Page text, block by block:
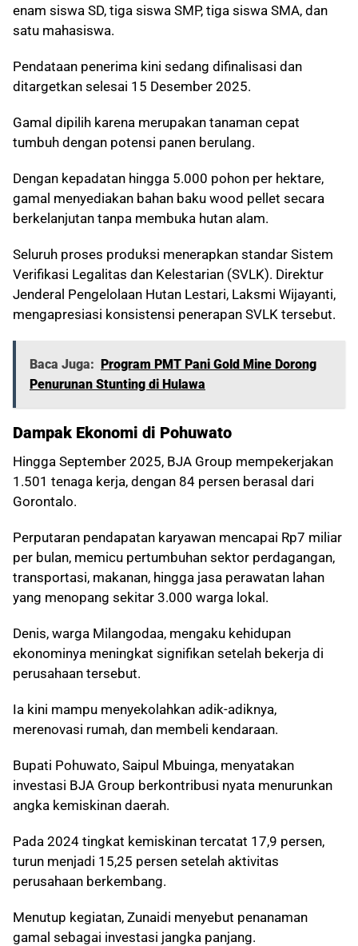
enam siswa SD, tiga siswa SMP, tiga siswa SMA, dan
satu mahasiswa.
Pendataan penerima kini sedang difinalisasi dan
ditargetkan selesai 15 Desember 2025.
Gamal dipilih karena merupakan tanaman cepat
tumbuh dengan potensi panen berulang.
Dengan kepadatan hingga 5.000 pohon per hektare,
gamal menyediakan bahan baku wood pellet secara
berkelanjutan tanpa membuka hutan alam.
Seluruh proses produksi menerapkan standar Sistem
Verifikasi Legalitas dan Kelestarian (SVLK). Direktur
Jenderal Pengelolaan Hutan Lestari, Laksmi Wijayanti,
mengapresiasi konsistensi penerapan SVLK tersebut.
Baca Juga: Program PMT Pani Gold Mine Dorong
Penurunan Stunting di Hulawa
Dampak Ekonomi di Pohuwato
Hingga September 2025, BJA Group mempekerjakan
1.501 tenaga kerja, dengan 84 persen berasal dari
Gorontalo.
Perputaran pendapatan karyawan mencapai Rp7 miliar
per bulan, memicu pertumbuhan sektor perdagangan,
transportasi, makanan, hingga jasa perawatan lahan
yang menopang sekitar 3.000 warga lokal.
Denis, warga Milangodaa, mengaku kehidupan
ekonominya meningkat signifikan setelah bekerja di
perusahaan tersebut.
Ia kini mampu menyekolahkan adik-adiknya,
merenovasi rumah, dan membeli kendaraan.
Bupati Pohuwato, Saipul Mbuinga, menyatakan
investasi BJA Group berkontribusi nyata menurunkan
angka kemiskinan daerah.
Pada 2024 tingkat kemiskinan tercatat 17,9 persen,
turun menjadi 15,25 persen setelah aktivitas
perusahaan berkembang.
Menutup kegiatan, Zunaidi menyebut penanaman
gamal sebagai investasi jangka panjang.